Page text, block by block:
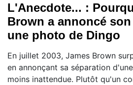
L'Anecdote... :
Brown a annoncé
une photo de Dingo
En juillet 2003, James Brown
en annonçant sa séparation
moins inattendue. Plutôt qu'un